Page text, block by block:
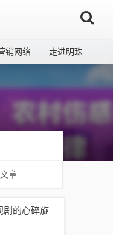
销网络 走进明珠
章
剧的心碎旋